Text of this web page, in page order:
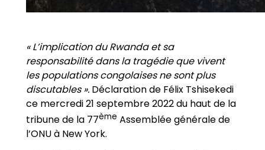
« L’implication du Rwanda et sa
responsabilité dans la tragédie que vivent
les populations congolaises ne sont plus
discutables ». Déclaration de Félix Tshisekedi
ce mercredi 21 septembre 2022 du haut de la
tribune de la 77ème Assemblée générale de
l’ONU à New York.